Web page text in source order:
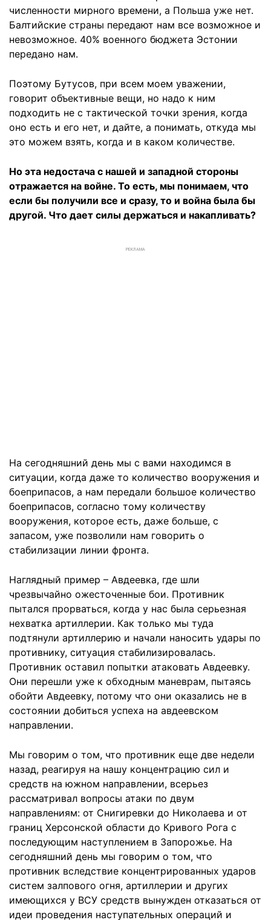
численности мирного времени, а Польша уже нет.
Балтийские страны передают нам все возможное и
невозможное. 40% военного бюджета Эстонии
передано нам.
Поэтому Бутусов, при всем моем уважении,
говорит объективные вещи, но надо к ним
подходить не с тактической точки зрения, когда
оно есть и его нет, и дайте, а понимать, откуда мы
это можем взять, когда и в каком количестве.
Но эта недостача с нашей и западной стороны
отражается на войне. То есть, мы понимаем, что
если бы получили все и сразу, то и война была бы
другой. Что дает силы держаться и накапливать?
РЕКЛАМА
На сегодняшний день мы с вами находимся в
ситуации, когда даже то количество вооружения и
боеприпасов, а нам передали большое количество
боеприпасов, согласно тому количеству
вооружения, которое есть, даже больше, с
запасом, уже позволили нам говорить о
стабилизации линии фронта.
Наглядный пример – Авдеевка, где шли
чрезвычайно ожесточенные бои. Противник
пытался прорваться, когда у нас была серьезная
нехватка артиллерии. Как только мы туда
подтянули артиллерию и начали наносить удары по
противнику, ситуация стабилизировалась.
Противник оставил попытки атаковать Авдеевку.
Они перешли уже к обходным маневрам, пытаясь
обойти Авдеевку, потому что они оказались не в
состоянии добиться успеха на авдеевском
направлении.
Мы говорим о том, что противник еще две недели
назад, реагируя на нашу концентрацию сил и
средств на южном направлении, всерьез
рассматривал вопросы атаки по двум
направлениям: от Снигиревки до Николаева и от
границ Херсонской области до Кривого Рога с
последующим наступлением в Запорожье. На
сегодняшний день мы говорим о том, что
противник вследствие концентрированных ударов
систем залпового огня, артиллерии и других
имеющихся у ВСУ средств вынужден отказаться от
идеи проведения наступательных операций и